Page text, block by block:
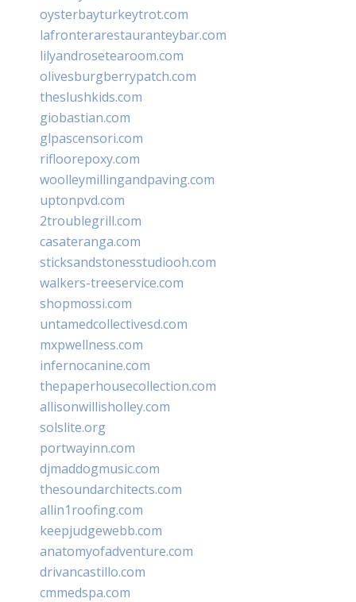
oysterbayturkeytrot.com
lafronterarestauranteybar.com
lilyandrosetearoom.com
olivesburgberrypatch.com
theslushkids.com
giobastian.com
glpascensori.com
rifloorepoxy.com
woolleymillingandpaving.com
uptonpvd.com
2troublegrill.com
casateranga.com
sticksandstonesstudiooh.com
walkers-treeservice.com
shopmossi.com
untamedcollectivesd.com
mxpwellness.com
infernocanine.com
thepaperhousecollection.com
allisonwillisholley.com
solslite.org
portwayinn.com
djmaddogmusic.com
thesoundarchitects.com
allin1roofing.com
keepjudgewebb.com
anatomyofadventure.com
drivancastillo.com
cmmedspa.com